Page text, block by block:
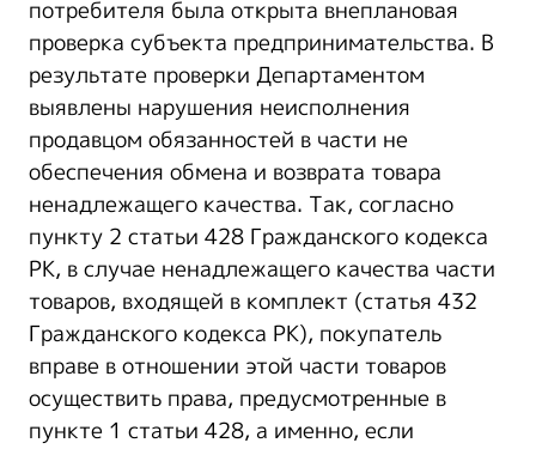
потребителя была открыта внеплановая
проверка субъекта предпринимательства. В
результате проверки Департаментом
выявлены нарушения неисполнения
продавцом обязанностей в части не
обеспечения обмена и возврата товара
ненадлежащего качества. Так, согласно
пункту 2 статьи 428 Гражданского кодекса
РК, в случае ненадлежащего качества части
товаров, входящей в комплект (статья 432
Гражданского кодекса РК), покупатель
вправе в отношении этой части товаров
осуществить права, предусмотренные в
пункте 1 статьи 428, а именно, если